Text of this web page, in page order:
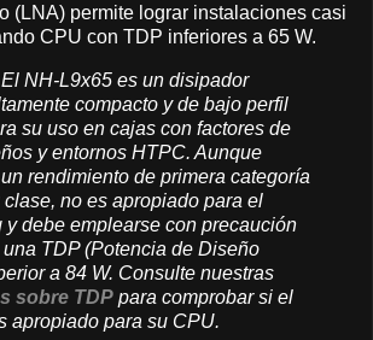
(LNA) permite lograr instalaciones casi
CPU con TDP inferiores a 65 W.
NH-L9x65 es un disipador
compacto y de bajo perfil
su uso en cajas con factores de
y entornos HTPC. Aunque
rendimiento de primera categoría
clase, no es apropiado para el
y debe emplearse con precaución
TDP (Potencia de Diseño
a 84 W. Consulte nuestras
sobre TDP para comprobar si el
apropiado para su CPU.